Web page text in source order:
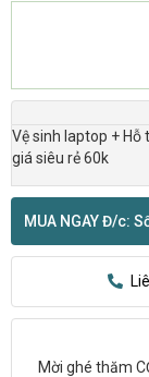
Vệ sinh laptop +
giá siêu rẻ 60k
MUA NGAY Đ/c:
Mời ghé thăm